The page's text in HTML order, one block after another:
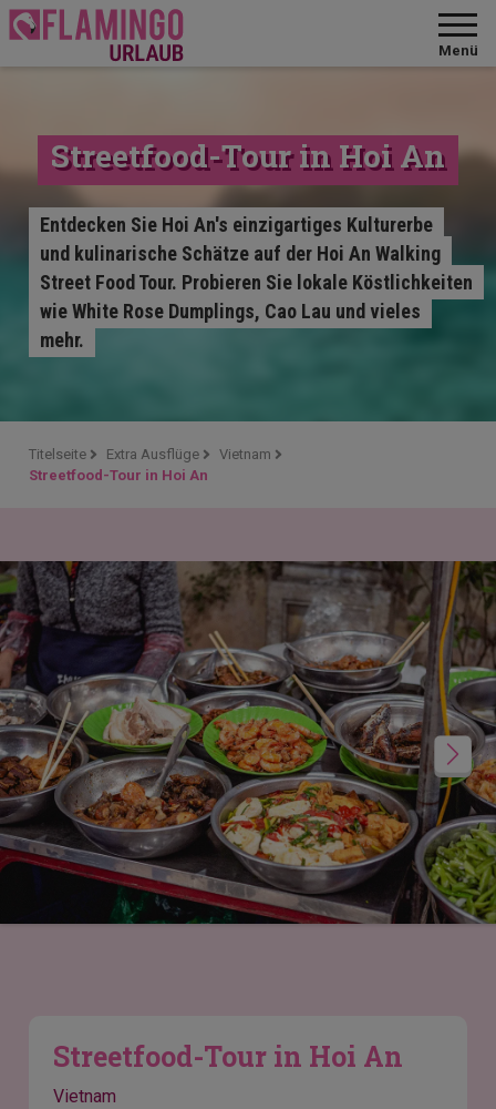
Menü
Streetfood-Tour in Hoi An
Entdecken Sie Hoi An's einzigartiges Kulturerbe
und kulinarische Schätze auf der Hoi An Walking
Street Food Tour. Probieren Sie lokale Köstlichkeiten
wie White Rose Dumplings, Cao Lau und vieles
mehr.
Titelseite Extra Ausflüge
Vietnam
Streetfood-Tour in Hoi An
Streetfood-Tour in Hoi An
Vietnam